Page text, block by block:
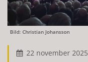
Bild: Christian Johansson
22 november 2025